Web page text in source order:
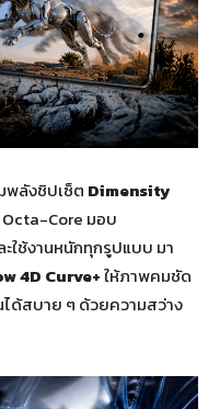
ลังชิปเซ็ต Dimensity
Core มอบ
ใช้งานหนักทุกรูปแบบ มา
4D Curve+ให้ภาพคมชัด
ด้สบาย ๆ ด้วยความสว่าง